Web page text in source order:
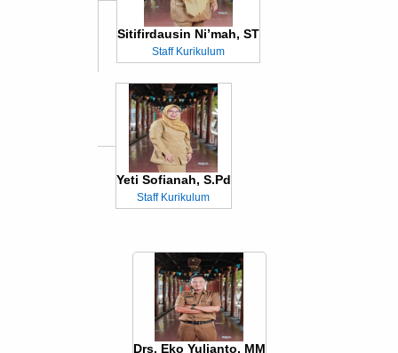
Sitifirdausin Ni’mah, ST
Staff Kurikulum
Yeti Sofianah, S.Pd
Staff Kurikulum
Drs. Eko Yulianto, MM